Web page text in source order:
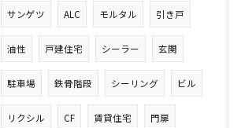
サンゲツ ALC モルタル 引き戸
油性 戸建住宅 シーラー 玄関
駐車場 鉄骨階段 シーリング ビル
リクシル CF 賃貸住宅 門扉